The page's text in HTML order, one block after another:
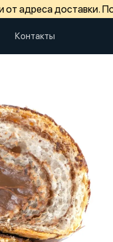
от адреса доставки.
Контакты